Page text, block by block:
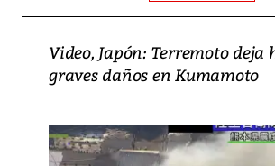
Video, Japón: Terremoto deja
graves daños en Kumamoto